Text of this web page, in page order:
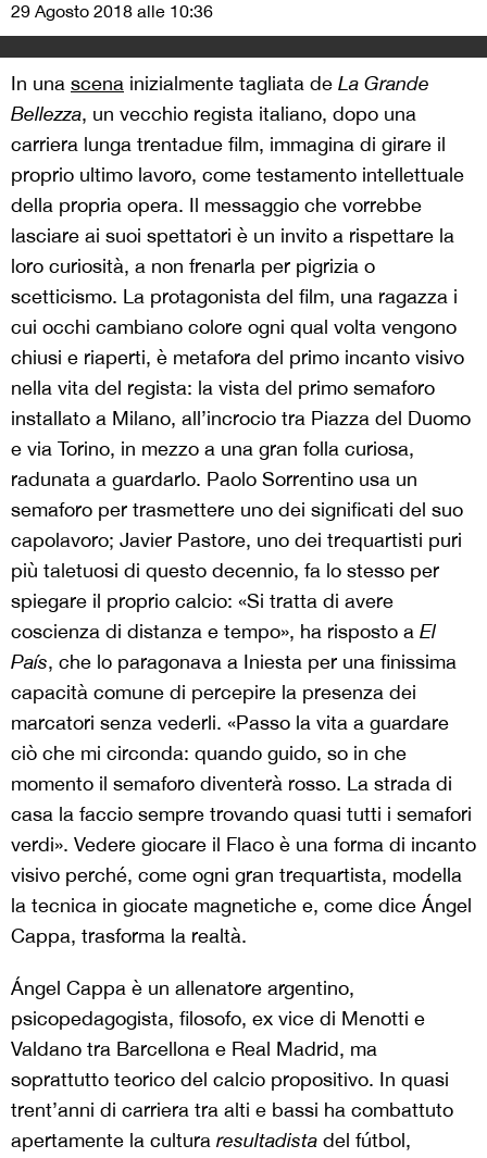
29 Agosto 2018 alle 10:36
In una scena inizialmente tagliata de La Grande
Bellezza, un vecchio regista italiano, dopo una
carriera lunga trentadue film, immagina di girare il
proprio ultimo lavoro, come testamento intellettuale
della propria opera. Il messaggio che vorrebbe
lasciare ai suoi spettatori è un invito a rispettare la
loro curiosità, a non frenarla per pigrizia o
scetticismo. La protagonista del film, una ragazza i
cui occhi cambiano colore ogni qual volta vengono
chiusi e riaperti, è metafora del primo incanto visivo
nella vita del regista: la vista del primo semaforo
installato a Milano, all’incrocio tra Piazza del Duomo
e via Torino, in mezzo a una gran folla curiosa,
radunata a guardarlo. Paolo Sorrentino usa un
semaforo per trasmettere uno dei significati del suo
capolavoro; Javier Pastore, uno dei trequartisti puri
più taletuosi di questo decennio, fa lo stesso per
spiegare il proprio calcio: «Si tratta di avere
coscienza di distanza e tempo», ha risposto a El
País, che lo paragonava a Iniesta per una finissima
capacità comune di percepire la presenza dei
marcatori senza vederli. «Passo la vita a guardare
ciò che mi circonda: quando guido, so in che
momento il semaforo diventerà rosso. La strada di
casa la faccio sempre trovando quasi tutti i semafori
verdi». Vedere giocare il Flaco è una forma di incanto
visivo perché, come ogni gran trequartista, modella
la tecnica in giocate magnetiche e, come dice Ángel
Cappa, trasforma la realtà.
Ángel Cappa è un allenatore argentino,
psicopedagogista, filosofo, ex vice di Menotti e
Valdano tra Barcellona e Real Madrid, ma
soprattutto teorico del calcio propositivo. In quasi
trent’anni di carriera tra alti e bassi ha combattuto
apertamente la cultura resultadista del fútbol,